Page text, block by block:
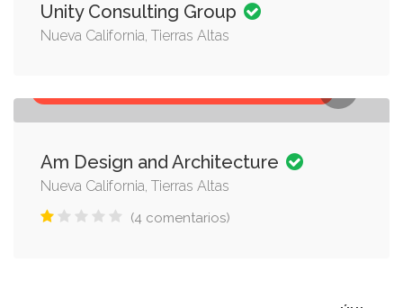
Unity Consulting Group
Nueva California, Tierras Altas
Am Design and Architecture
Nueva California, Tierras Altas
(4 comentarios)